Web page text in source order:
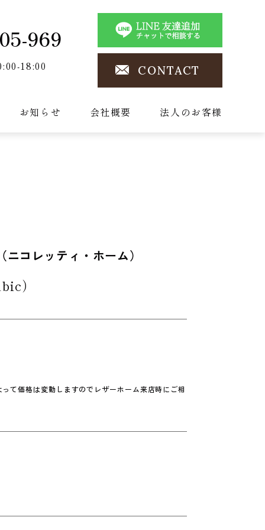
969
18:00 CONTACT
お知らせ 会社概要 法人のお客様
ニコレッティ・ホーム）
）
て価格は変動しますのでレザーホーム来店時にご相